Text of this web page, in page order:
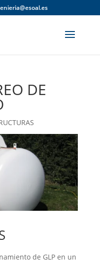
DE
de GLP en un